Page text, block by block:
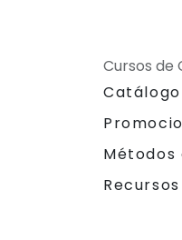
Cursos de
Catálogo
Métodos
Recursos